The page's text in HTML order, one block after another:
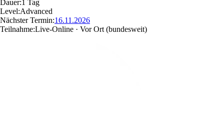
Dauer:1 Tag
Level:Advanced
Nächster Termin:16.11.2026
Teilnahme:Live-Online · Vor Ort (bundesweit)